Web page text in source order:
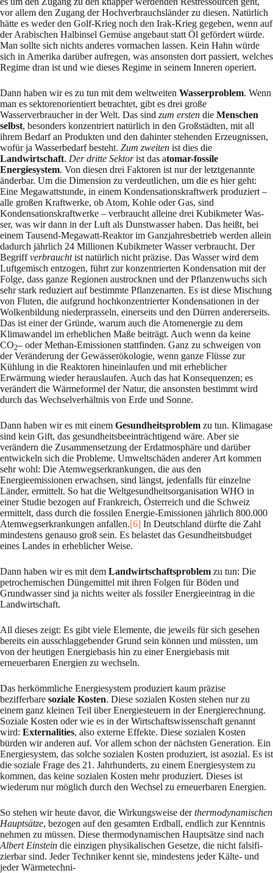
vor allem den Zugang der Hochverbrauchslän­der zu diesen. Natürlich
hätte es weder den Golf-Krieg noch den Irak-Krieg gegeben, wenn auf
der Ara­bischen Halbinsel Gemüse angebaut statt Öl gefördert würde.
Man sollte sich nichts anderes vormachen lassen. Kein Hahn würde
sich in Amerika darüber aufregen, was an­sonsten dort pas­siert, welches
Regime dran ist und wie dieses Regime in seinem Inneren ope­riert.
Dann haben wir es zu tun mit dem weltweiten Wasserproblem. Wenn
man es sektorenorien­tiert betrachtet, gibt es drei große
Wasserverbraucher in der Welt. Das sind zum ersten die Men­schen
selbst, besonders konzentriert natürlich in den Großstädten, mit all
ihrem Bedarf an Produkten und den dahinter stehenden Erzeugnissen,
wofür ja Wasserbedarf besteht. Zum zweiten ist dies die
Landwirtschaft. Der dritte Sektorist das atomar-fossile
Energiesystem. Von diesen drei Fakto­ren ist nur der letztgenannte
änderbar. Um die Dimension zu verdeutli­chen, um die es hier geht:
Eine Megawattstunde, in einem Kondensationskraftwerk produziert –
alle großen Kraftwerke, ob Atom, Kohle oder Gas, sind
Kondensationskraftwerke – ver­braucht alleine drei Kubikmeter Was­
ser, was wir dann in der Luft als Dunstwasser haben. Das heißt, bei
einem Tausend-Megawatt-Reaktor im Ganzjahresbetrieb werden allein
dadurch jährlich 24 Millionen Kubikmeter Wasser verbraucht. Der
Begriffverbrauchtist natürlich nicht präzise. Das Wasser wird dem
Luftgemisch entzogen, führt zur konzentrierten Konden­sation mit der
Folge, dass ganze Regionen austrocknen und der Pflanzenwuchs sich
sehr stark reduziert auf bestimmte Pflanzen­arten. Es ist diese Mischung
von Fluten, die aufgrund hoch­konzentrierter Kon­densationen in der
Wolkenbildung niederprasseln, einerseits und den Dür­ren andererseits.
Das ist einer der Gründe, warum auch die Atomenergie zu dem
Klimawandel im erheblichen Maße beiträgt. Auch wenn da keine
CO2– oder Methan-Emissionen stattfin­den. Ganz zu schweigen von
der Verände­rung der Gewässerökologie, wenn ganze Flüsse zur
Kühlung in die Reaktoren hineinlaufen und mit erheblicher
Erwärmung wieder herauslaufen. Auch das hat Konsequenzen; es
verändert die Wärmeformel der Natur, die ansonsten be­stimmt wird
durch das Wechselverhältnis von Erde und Sonne.
Dann haben wir es mit einem Gesundheitsproblem zu tun. Klimagase
sind kein Gift, das ge­sund­heitsbeeinträchtigend wäre. Aber sie
verändern die Zusammensetzung der Erdatmo­sphä­re und darüber
entwickeln sich die Probleme. Umweltschäden anderer Art kommen
sehr wohl: Die Atemwegserkrankungen, die aus den
Energieemissionen erwachsen, sind längst, je­den­falls für einzelne
Länder, ermittelt. So hat die Weltgesundheitsorganisation WHO in
einer Studie bezogen auf Frankreich, Österreich und die Schweiz
ermittelt, dass durch die fossilen Ener­gie-Emis­sionen jährlich 800.000
Atemwegserkrankungen anfallen.[6] In Deutsch­land dürf­te die Zahl
mindestens genauso groß sein. Es belastet das Gesundheitsbudget
eines Lan­des in erheblicher Weise.
Dann haben wir es mit dem Landwirtschaftsproblem zu tun: Die
petrochemischen Dünge­mit­tel mit ihren Folgen für Böden und
Grundwasser sind ja nichts weiter als fossiler Energie­ein­trag in die
Landwirtschaft.
All dieses zeigt: Es gibt viele Elemente, die jeweils für sich gesehen
bereits ein ausschlagge­ben­der Grund sein können und müssten, um
von der heutigen Energiebasis hin zu einer Ener­giebasis mit
erneuerbaren Energien zu wechseln.
Das herkömmliche Energiesystem produziert kaum präzise
bezifferbare soziale Kosten. Die­se sozialen Kosten stehen nur zu
einem ganz kleinen Teil über Energiesteuern in der Ener­gie­rech­nung.
Soziale Kosten oder wie es in der Wirtschaftswissenschaft genannt
wird: Exter­na­lities, also externe Effekte. Diese sozialen Kosten
bürden wir anderen auf. Vor allem schon der näch­sten Generation. Ein
Energiesystem, das solche sozialen Kosten produziert, ist asozial. Es ist
die soziale Frage des 21. Jahrhunderts, zu einem Energiesystem zu
kommen, das keine sozialen Ko­sten mehr produziert. Dieses ist
wiederum nur möglich durch den Wech­sel zu erneuerbaren Energien.
So stehen wir heute davor, die Wirkungsweise derthermodynamischen
Hauptsätze, bezogen auf den gesamten Erdball, endlich zur Kenntnis
nehmen zu müssen. Diese thermodynami­schen Hauptsätze sind nach
Albert Einstein die einzigen physikalischen Gesetze, die nicht fal­si­fi­
zierbar sind. Jeder Techniker kennt sie, mindestens jeder Kälte- und
jeder Wärmetech­ni-­